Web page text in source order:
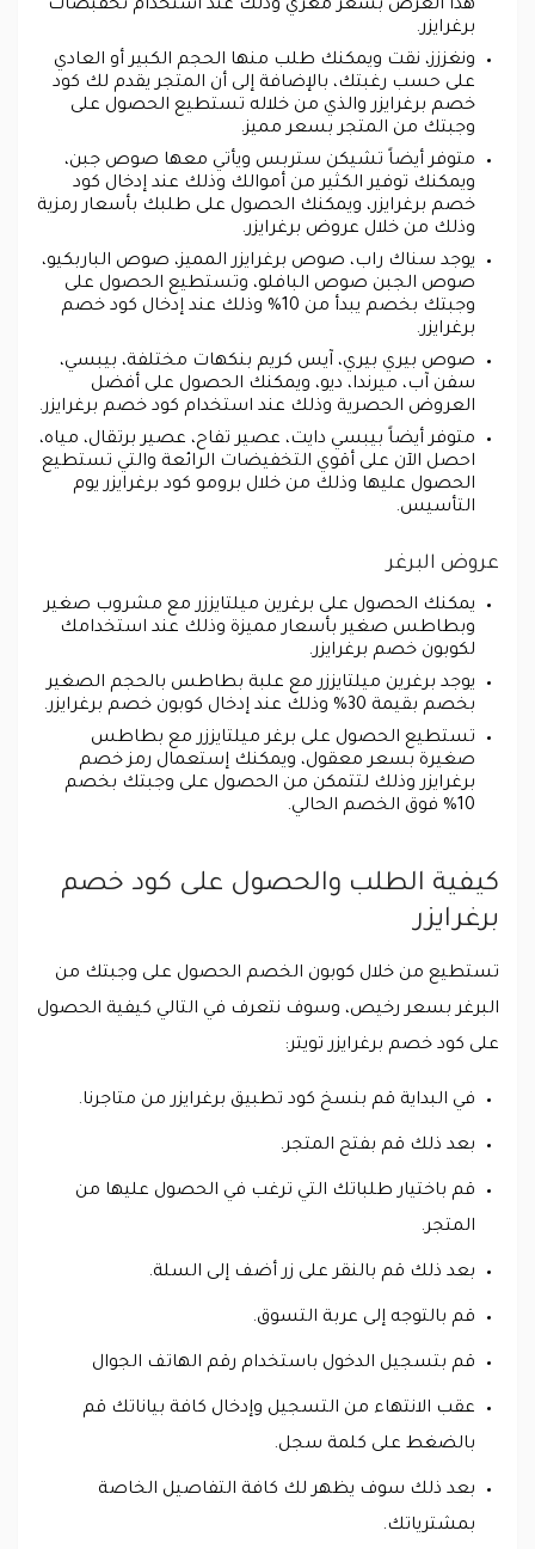
هذا العرض بسعر مغري وذلك عند استخدام تخفبضات
برغرايزر.
ونغززز، نقت ويمكنك طلب منها الحجم الكبير أو العادي
على حسب رغبتك، بالإضافة إلى أن المتجر يقدم لك كود
خصم برغرايزر والذي من خلاله تستطيع الحصول على
وجبتك من المتجر بسعر مميز.
متوفر أيضاً تشيكن ستربس ويأتي معها صوص جبن،
ويمكنك توفير الكثير من أموالك وذلك عند إدخال كود
خصم برغرايزر، ويمكنك الحصول على طلبك بأسعار رمزية
وذلك من خلال عروض برغرايزر.
يوجد سناك راب، صوص برغرايزر المميز، صوص الباربكيو،
صوص الجبن صوص البافلو، وتستطيع الحصول على
وجبتك بخصم يبدأ من 10% وذلك عند إدخال كود خصم
برغرايزر.
صوص بيري بيري، آيس كريم بنكهات مختلفة، بيبسي،
سفن آب، ميرندا، ديو، ويمكنك الحصول على أفضل
العروض الحصرية وذلك عند استخدام كود خصم برغرايزر.
متوفر أيضاً بيبسي دايت، عصير تفاح، عصير برتقال، مياه،
احصل الآن على أقوي التخفيضات الرائعة والتي تستطيع
الحصول عليها وذلك من خلال برومو كود برغرايزر يوم
التأسيس.
عروض البرغر
يمكنك الحصول على برغرين ميلتايززر مع مشروب صغير
وبطاطس صغير بأسعار مميزة وذلك عند استخدامك
لكوبون خصم برغرايزر.
يوجد برغرين ميلتايززر مع علبة بطاطس بالحجم الصغير
بخصم بقيمة 30% وذلك عند إدخال كوبون خصم برغرايزر.
تستطيع الحصول على برغر ميلتايززر مع بطاطس
صغيرة بسعر معقول، ويمكنك إستعمال رمز خصم
برغرايزر وذلك لتتمكن من الحصول على وجبتك بخصم
10% فوق الخصم الحالي.
كيفية الطلب والحصول على كود خصم
برغرايزر
تستطيع من خلال كوبون الخصم الحصول على وجبتك من
البرغر بسعر رخيص، وسوف نتعرف في التالي كيفية الحصول
على كود خصم برغرايزر تويتر:
في البداية قم بنسخ كود تطبيق برغرايزر من متاجرنا.
بعد ذلك قم بفتح المتجر.
قم باختيار طلباتك التي ترغب في الحصول عليها من
المتجر.
بعد ذلك قم بالنقر على زر أضف إلى السلة.
قم بالتوجه إلى عربة التسوق.
قم بتسجيل الدخول باستخدام رقم الهاتف الجوال
عقب الانتهاء من التسجيل وإدخال كافة بياناتك قم
بالضغط على كلمة سجل.
بعد ذلك سوف يظهر لك كافة التفاصيل الخاصة
بمشترياتك.